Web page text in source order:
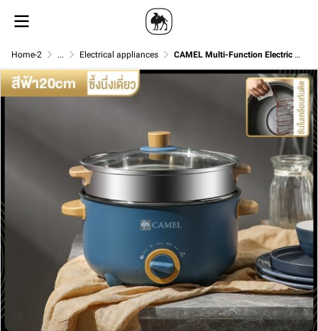
Home-2 ... Electrical appliances CAMEL Multi-Function Electric Pot 1.5L/3L/4L